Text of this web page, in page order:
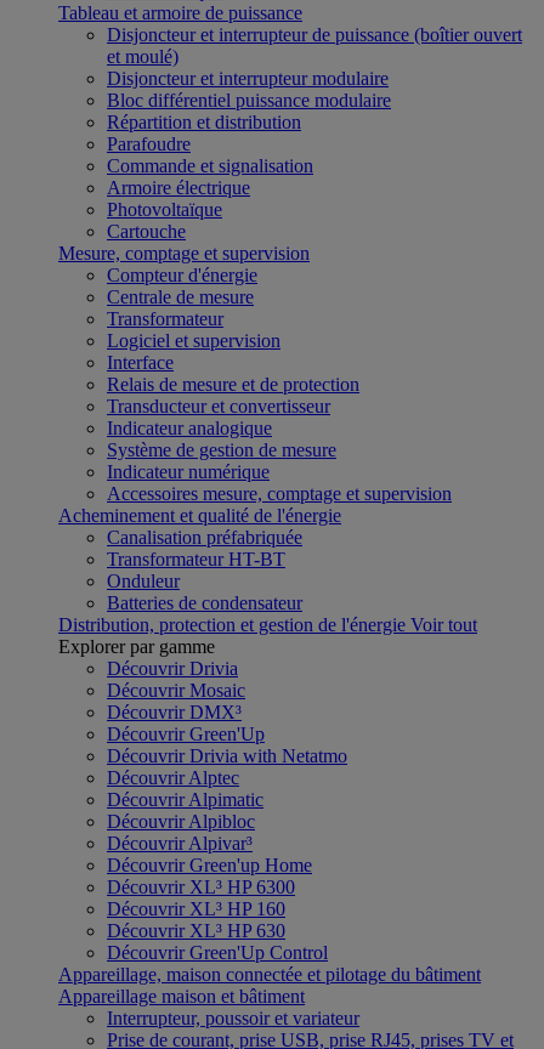
Tableau et armoire de puissance
Disjoncteur et interrupteur de puissance (boîtier ouvert
et moulé)
Disjoncteur et interrupteur modulaire
Bloc différentiel puissance modulaire
Répartition et distribution
Parafoudre
Commande et signalisation
Armoire électrique
Photovoltaïque
Cartouche
Mesure, comptage et supervision
Compteur d'énergie
Centrale de mesure
Transformateur
Logiciel et supervision
Interface
Relais de mesure et de protection
Transducteur et convertisseur
Indicateur analogique
Système de gestion de mesure
Indicateur numérique
Accessoires mesure, comptage et supervision
Acheminement et qualité de l'énergie
Canalisation préfabriquée
Transformateur HT-BT
Onduleur
Batteries de condensateur
Distribution, protection et gestion de l'énergie Voir tout
Explorer par gamme
Découvrir Drivia
Découvrir Mosaic
Découvrir DMX³
Découvrir Green'Up
Découvrir Drivia with Netatmo
Découvrir Alptec
Découvrir Alpimatic
Découvrir Alpibloc
Découvrir Alpivar³
Découvrir Green'up Home
Découvrir XL³ HP 6300
Découvrir XL³ HP 160
Découvrir XL³ HP 630
Découvrir Green'Up Control
Appareillage, maison connectée et pilotage du bâtiment
Appareillage maison et bâtiment
Interrupteur, poussoir et variateur
Prise de courant, prise USB, prise RJ45, prises TV et